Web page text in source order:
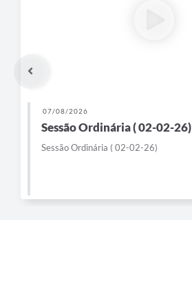
07/08/2026
Sessão Ordinária ( 02-02-26)
Sessão Ordinária ( 02-02-26)